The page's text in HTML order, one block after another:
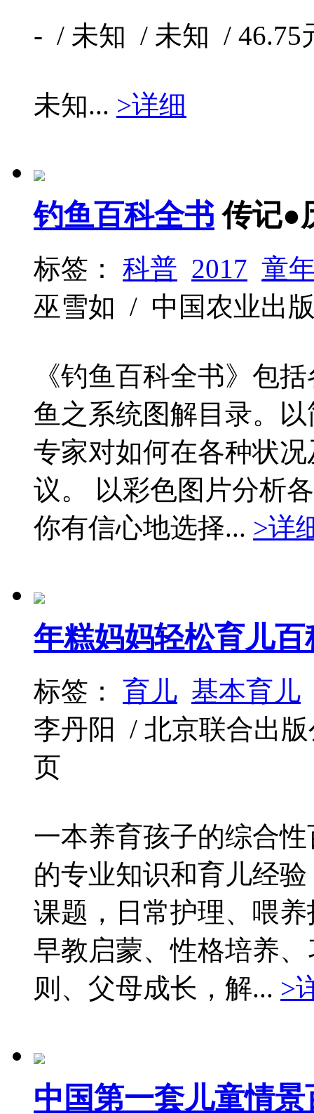
- / 未知 / 未知 / 46.75
未知... >详细
钓鱼百科全书 传记●
标签： 科普 2017 童
巫雪如 / 中国农业出
《钓鱼百科全书》包
鱼之系统图解目录。
专家对如何在各种状
议。 以彩色图片分析
你有信心地选择... >详
年糕妈妈轻松育儿百
标签： 育儿 基本育儿
李丹阳 / 北京联合出
页
一本养育孩子的综合
的专业知识和育儿经
课题，日常护理、喂
早教启蒙、性格培养
则、父母成长，解... >
中国第一套儿童情